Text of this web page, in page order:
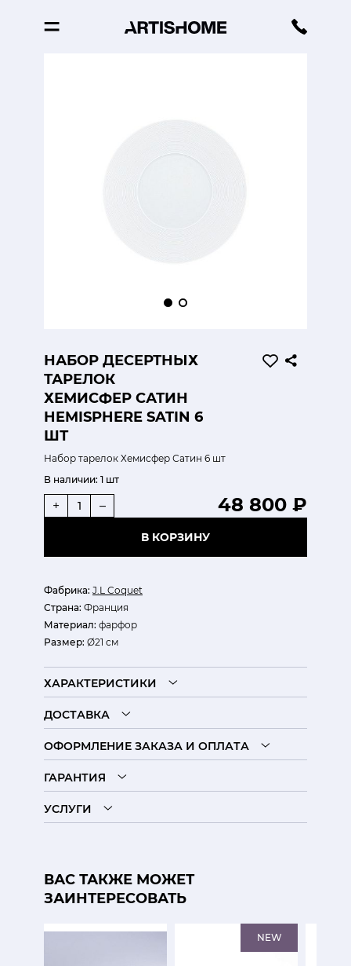
НАБОР ДЕСЕРТНЫХ
ТАРЕЛОК
ХЕМИСФЕР САТИН
HEMISPHERE SATIN 6
ШТ
Набор тарелок Хемисфер Сатин 6 шт
Фабрика: J.L Coquet
Страна: Франция
Материал: фарфор
Размер: Ø21 см
В наличии: 1 шт
48 800 ₽
+ –
В КОРЗИНУ
ХАРАКТЕРИСТИКИ
ДОСТАВКА
ОФОРМЛЕНИЕ ЗАКАЗА И ОПЛАТА
ГАРАНТИЯ
УСЛУГИ
ВАС ТАКЖЕ МОЖЕТ
ЗАИНТЕРЕСОВАТЬ
NEW